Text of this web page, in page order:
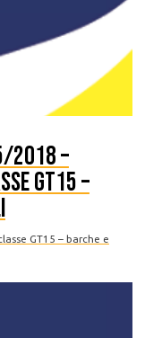
2018 –
GT15 –
GT15 – barche e